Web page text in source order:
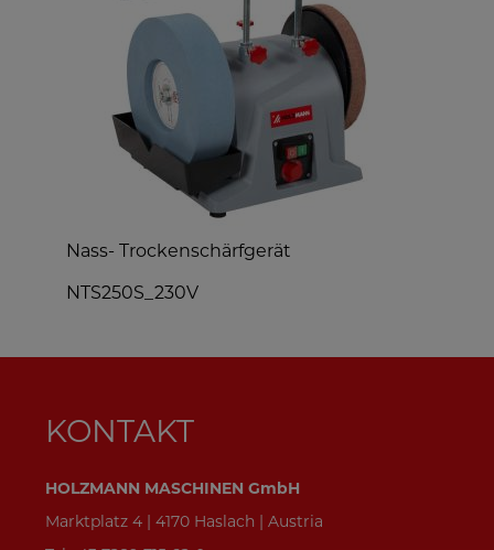
Nass- Trockenschärfgerät
NTS250S_230V
KONTAKT
HOLZMANN MASCHINEN GmbH
Marktplatz 4 | 4170 Haslach | Austria